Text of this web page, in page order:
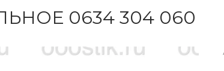
0634 304 060